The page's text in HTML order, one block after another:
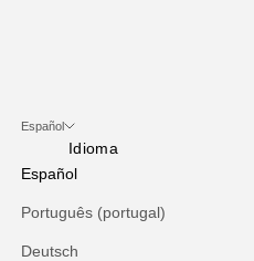
Español
Idioma
Español
Português (portugal)
Deutsch